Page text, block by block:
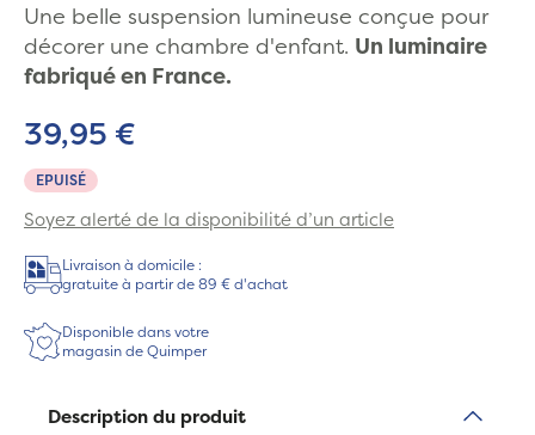
Une belle suspension lumineuse conçue pour
décorer une chambre d'enfant. Un luminaire
fabriqué en France.
EPUISÉ
39,95 €
Soyez alerté de la disponibilité d’un article
Livraison à domicile :
gratuite à partir de 89 € d'achat
Disponible dans votre
magasin de Quimper
Description du produit